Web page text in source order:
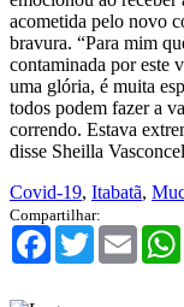
acometida pelo novo
bravura. “Para mim
contaminada por este
uma glória, é muita
todos podem fazer a
correndo. Estava
disse Sheilla
Covid-19, Itabatã,
Compartilhar:
Facebook
TwitterEmail